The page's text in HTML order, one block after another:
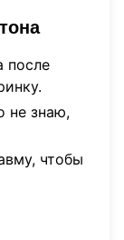
после
не знаю,
чтобы